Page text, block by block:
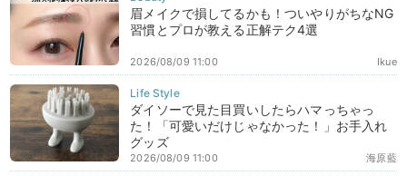
眉メイクで損してるかも！ついやりがちなNG
習慣とプロが教える正解テク4選
Ikue
2026/08/09 11:00
ダイソーで見た目買いしたらハマっちゃっ
た！「可愛いだけじゃなかった！」お手入れ
グッズ
海原藍
2026/08/09 11:00